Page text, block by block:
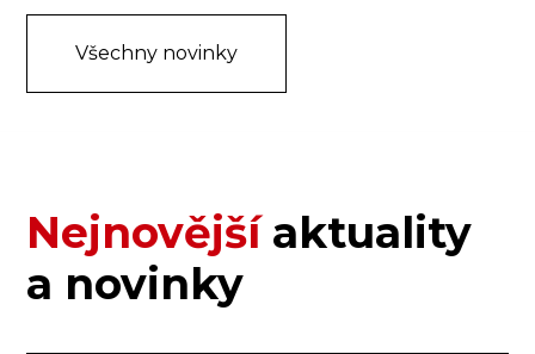
Všechny novinky
Nejnovějšíaktuality
a novinky